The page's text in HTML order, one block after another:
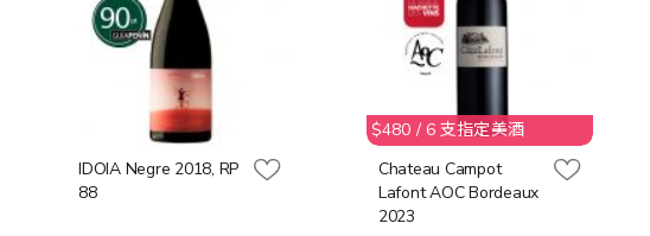
IDOIA Negre 2018, RP
88
$480 / 6 支指定美酒
Chateau Campot
Lafont AOC Bordeaux
2023